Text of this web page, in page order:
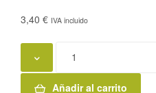
3,40 € IVA incluido
BIO
Añadir al carrito